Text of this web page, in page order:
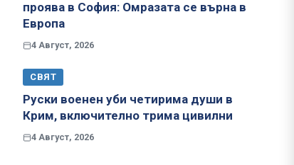
проява в София: Омразата се върна в
Европа
4 Август, 2026
СВЯТ
Руски военен уби четирима души в
Крим, включително трима цивилни
4 Август, 2026